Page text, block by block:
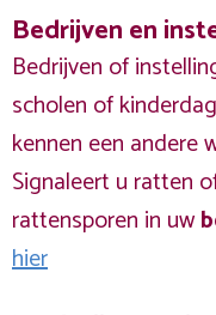
Bedrijven en
Bedrijven of
scholen of
kennen een andere
Signaleert u ratten
rattensporen in uw
hier